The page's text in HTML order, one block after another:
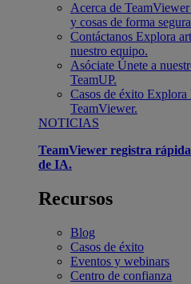
Acerca de TeamViewer
y cosas de forma
Contáctanos Explora
nuestro equipo.
Asóciate Únete a
TeamUP.
Casos de éxito Explora
TeamViewer.
NOTICIAS
TeamViewer registra
de IA.
Recursos
Blog
Casos de éxito
Eventos y webinars
Centro de confianza